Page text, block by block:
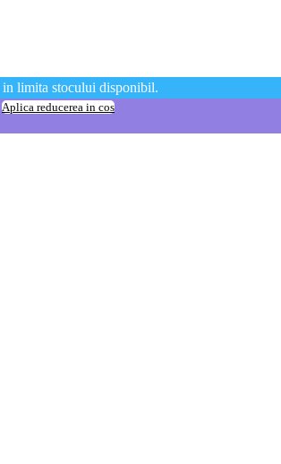
in limita stocului disponibil.
Aplica reducerea in cos